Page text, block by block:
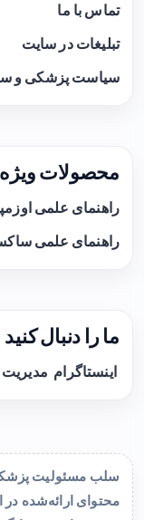
تماس با ما
تبلیغات در سایت
سیاست پزشکی و
محصولات ویژه
راهنمای علمی
راهنمای علمی
ما را دنبال کنید
اینستاگرام مدیریت
سلب مسئولیت
محتوای ارائه‌شده